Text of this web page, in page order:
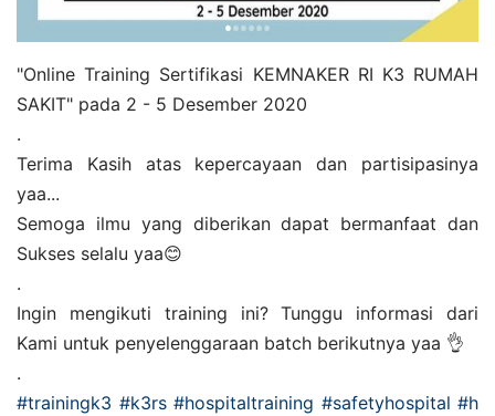
"Online Training Sertifikasi KEMNAKER RI K3 RUMAH
SAKIT" pada 2 - 5 Desember 2020
.
Terima Kasih atas kepercayaan dan partisipasinya
yaa...
Semoga ilmu yang diberikan dapat bermanfaat dan
Sukses selalu yaa😊
.
Ingin mengikuti training ini? Tunggu informasi dari
Kami untuk penyelenggaraan batch berikutnya yaa 👌
.
#trainingk3 #k3rs #hospitaltraining #safetyhospital #h